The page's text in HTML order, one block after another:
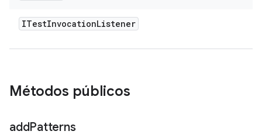
ITestInvocationListener
Métodos públicos
addPatterns